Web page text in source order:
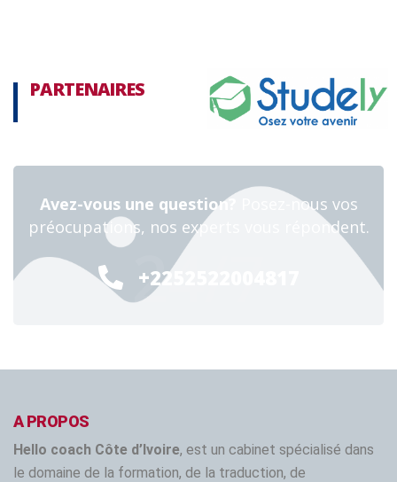
PARTENAIRES
Avez-vous une question?
Posez-nous vos
préocupations, nos experts vous répondent.
+2252522004817
24/7
A PROPOS
Hello coach Côte d’Ivoire, est un cabinet spécialisé dans
le domaine de la formation, de la traduction, de